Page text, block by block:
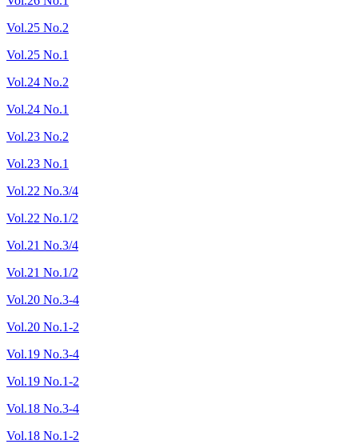
Vol.25 No.2
Vol.25 No.1
Vol.24 No.2
Vol.24 No.1
Vol.23 No.2
Vol.23 No.1
Vol.22 No.3/4
Vol.22 No.1/2
Vol.21 No.3/4
Vol.21 No.1/2
Vol.20 No.3-4
Vol.20 No.1-2
Vol.19 No.3-4
Vol.19 No.1-2
Vol.18 No.3-4
Vol.18 No.1-2